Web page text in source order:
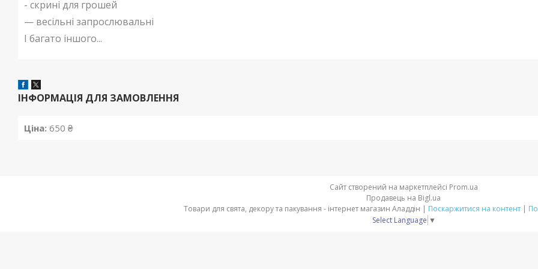
- скрині для грошей
— весільні запрослювальні
І багато іншого...
ІНФОРМАЦІЯ ДЛЯ ЗАМОВЛЕННЯ
Ціна: 650 ₴
Сайт створений на маркетплейсі Prom.ua
Продавець на Bigl.ua
Товари для свята, декору та пакування - інтернет магазин Аладдін | Поскаржитися на контент |
Select Language ▼